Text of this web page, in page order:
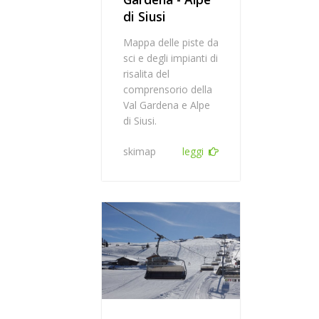
di Siusi
Mappa delle piste da
sci e degli impianti di
risalita del
comprensorio della
Val Gardena e Alpe
di Siusi.
skimap leggi